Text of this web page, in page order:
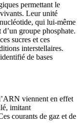
permettant le
Leur unité
qui lui-même
d’un groupe phosphate.
sucres et ces
interstellaires.
de bases
viennent en effet
imitant
courants de gaz et de